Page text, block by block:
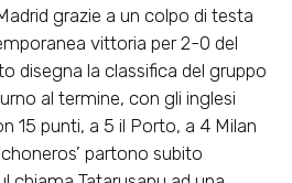
grazie a un colpo di testa
vittoria per 2-0 del
disegna la classifica del gruppo
al termine, con gli inglesi
15 punti, a 5 il Porto, a 4 Milan
partono subito